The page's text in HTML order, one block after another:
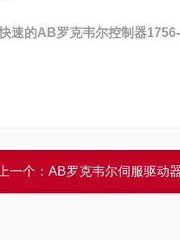
速的AB罗克韦尔控制器
一个： AB罗克韦尔伺服驱动